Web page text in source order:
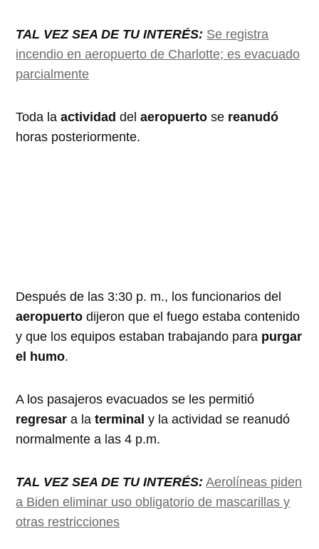
TAL VEZ SEA DE TU INTERÉS: Se registra
incendio en aeropuerto de Charlotte; es evacuado
parcialmente
Toda laactividad delaeropuerto se reanudó
horas posteriormente.
Después de las 3:30 p. m., los funcionarios del
aeropuerto dijeron que el fuego estaba contenido
y que los equipos estaban trabajando para purgar
el humo.
A los pasajeros evacuados se les permitió
regresar a laterminal y la actividad se reanudó
normalmente a las 4 p.m.
TAL VEZ SEA DE TU INTERÉS: Aerolíneas piden
a Biden eliminar uso obligatorio de mascarillas y
otras restricciones